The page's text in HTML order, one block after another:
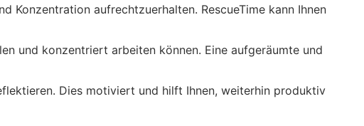
Konzentration aufrechtzuerhalten. RescueTime kann Ihnen
und konzentriert arbeiten können. Eine aufgeräumte und
Dies motiviert und hilft Ihnen, weiterhin produktiv